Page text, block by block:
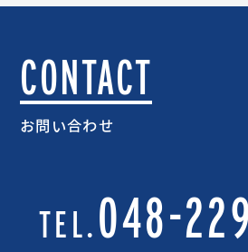
CONTACT
お問い合わせ
TEL.048-